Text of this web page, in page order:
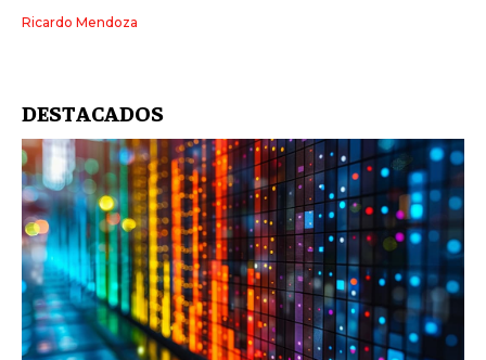
Ricardo Mendoza
DESTACADOS